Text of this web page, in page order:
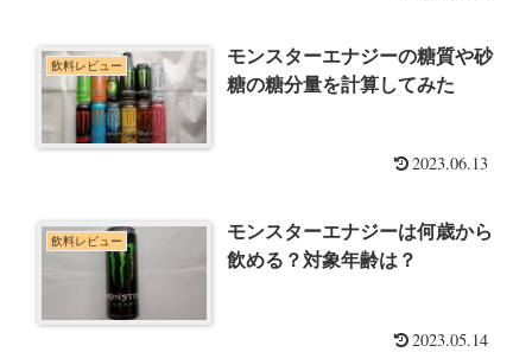
飲料レビュー
モンスターエナジーの糖質や砂
糖の糖分量を計算してみた
2023.06.13
飲料レビュー
モンスターエナジーは何歳から
飲める？対象年齢は？
2023.05.14